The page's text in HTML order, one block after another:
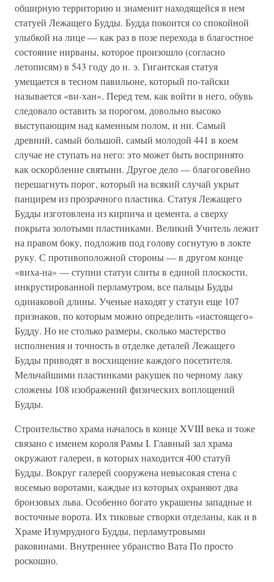
обширную территорию и знаменит находящейся в нем
статуей Лежащего Будды. Будда покоится со спокойной
улыбкой на лице — как раз в позе перехода в благостное
состояние нирваны, которое произошло (согласно
летописям) в 543 году до н. э. Гигантская статуя
умещается в тесном павильоне, который по-тайски
называется «ви-хан». Перед тем, как войти в него, обувь
следовало оставить за порогом, довольно высоко
выступающим над каменным полом, и ни. Самый
древний, самый большой, самый молодой 441 в коем
случае не ступать на него: это может быть воспринято
как оскорбление святыни. Другое дело — благоговейно
перешагнуть порог, который на всякий случай укрыт
панцирем из прозрачного пластика. Статуя Лежащего
Будды изготовлена из кирпича и цемента, а сверху
покрыта золотыми пластинками. Великий Учитель лежит
на правом боку, подложив под голову согнутую в локте
руку. С противоположной стороны — в другом конце
«виха-на» — ступни статуи слиты в единой плоскости,
инкрустированной перламутром, все пальцы Будды
одинаковой длины. Ученые находят у статуи еще 107
признаков, по которым можно определить «настоящего»
Будду. Но не столько размеры, сколько мастерство
исполнения и точность в отделке деталей Лежащего
Будды приводят в восхищение каждого посетителя.
Мельчайшими пластинками ракушек по черному лаку
сложены 108 изображений физических воплощений
Будды.
Строительство храма началось в конце XVIII века и тоже
связано с именем короля Рамы I. Главный зал храма
окружают галереи, в которых находится 400 статуй
Будды. Вокруг галерей сооружена невысокая стена с
восемью воротами, каждые из которых охраняют два
бронзовых льва. Особенно богато украшены западные и
восточные ворота. Их тиковые створки отделаны, как и в
Храме Изумрудного Будды, перламутровыми
раковинами. Внутреннее убранство Вата По просто
роскошно.